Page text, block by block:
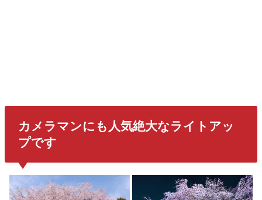
カメラマンにも人気絶大なライトアッ
プです